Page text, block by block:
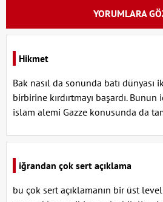
YORUMLARA
Hikmet
Bak nasıl da sonunda batı
birbirine kırdırtmayı başardı.
islam alemi Gazze konusunda da
iğrandan çok sert açıklama
bu çok sert açıklamanın bir üst